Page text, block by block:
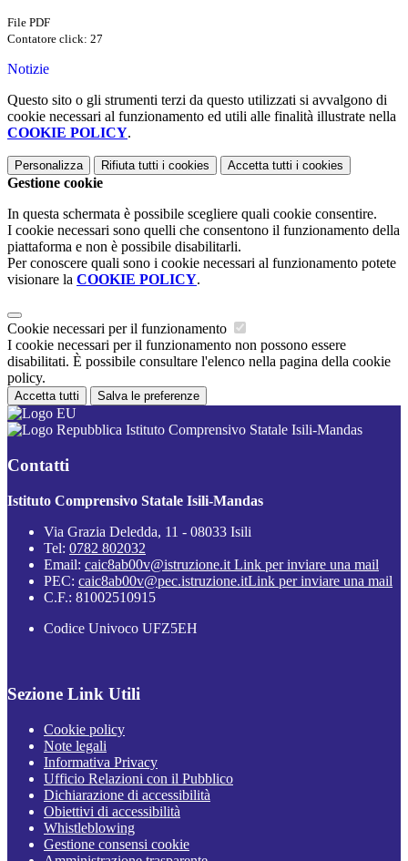
File PDF
Contatore click: 27
Notizie
Questo sito o gli strumenti terzi da questo utilizzati si avvalgono di
cookie necessari al funzionamento ed utili alle finalità illustrate nella
COOKIE POLICY.
Personalizza Rifiuta tutti i cookies Accetta tutti i cookies
Gestione cookie
In questa schermata è possibile scegliere quali cookie consentire.
I cookie necessari sono quelli che consentono il funzionamento della
piattaforma e non è possibile disabilitarli.
Per conoscere quali sono i cookie necessari al funzionamento potete
visionare la COOKIE POLICY.
Cookie necessari per il funzionamento
I cookie necessari per il funzionamento non possono essere
disabilitati. È possibile consultare l'elenco nella pagina della cookie
policy.
Accetta tutti Salva le preferenze
Istituto Comprensivo Statale Isili-Mandas
Contatti
Istituto Comprensivo Statale Isili-Mandas
Via Grazia Deledda, 11 - 08033 Isili
Tel: 0782 802032
Email: caic8ab00v@istruzione.it Link per inviare una mail
PEC: caic8ab00v@pec.istruzione.itLink per inviare una mail
C.F.: 81002510915
Codice Univoco UFZ5EH
Sezione Link Utili
Cookie policy
Note legali
Informativa Privacy
Ufficio Relazioni con il Pubblico
Dichiarazione di accessibilità
Obiettivi di accessibilità
Whistleblowing
Gestione consensi cookie